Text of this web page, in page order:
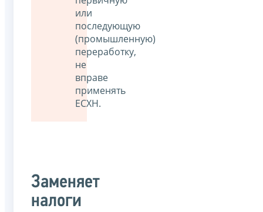
или
последующую
(промышленную)
переработку,
не
вправе
применять
ЕСХН.
Заменяет
налоги